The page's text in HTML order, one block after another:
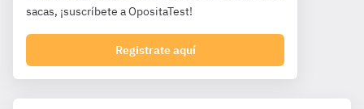
sacas, ¡suscríbete a OpositaTest!
Registrate aquí